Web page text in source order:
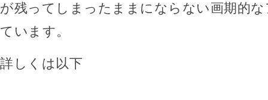
が残ってしまったままにならない画期的
ています。
詳しくは以下